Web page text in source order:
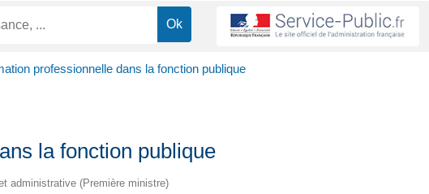
professionnelle dans la fonction publique
la fonction publique
administrative (Première ministre)